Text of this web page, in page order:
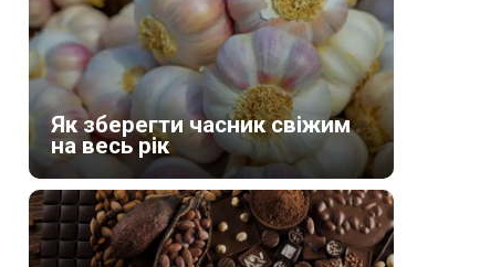
Як зберегти часник свіжим
на весь рік